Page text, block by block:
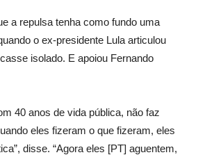
a repulsa tenha como fundo uma
o ex-presidente Lula articulou
isolado. E apoiou Fernando
40 anos de vida pública, não faz
eles fizeram o que fizeram, eles
disse. “Agora eles [PT] aguentem,